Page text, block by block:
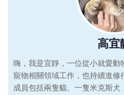
高宜
嗨，我是宜靜，一位從小就愛動
寵物相關領域工作，也持續進修
成員包括兩隻貓、一隻米克斯犬